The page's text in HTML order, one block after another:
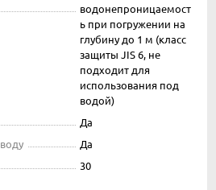
водонепроницаемост
ь при погружении на
глубину до 1 м (класс
защиты JIS 6, не
подходит для
использования под
водой)
Да
Да
30